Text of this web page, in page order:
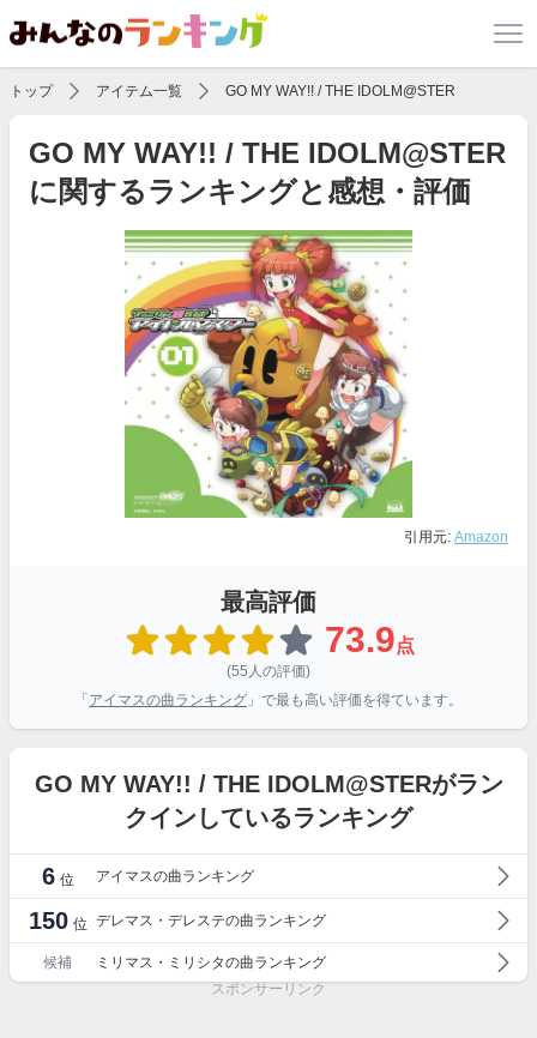
トップ アイテム一覧 GO MY WAY!! / THE IDOLM@STER
GO MY WAY!! / THE IDOLM@STER
に関するランキングと感想・評価
引用元: Amazon
最高評価
73.9点
(55人の評価)
「 アイマスの曲ランキング 」で最も高い評価を得ています。
GO MY WAY!! / THE IDOLM@STERがラン
クインしているランキング
6 位 アイマスの曲ランキング
150 位 デレマス・デレステの曲ランキング
候補
ミリマス・ミリシタの曲ランキング
スポンサーリンク